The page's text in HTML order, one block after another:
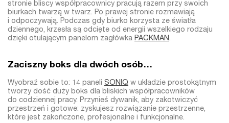
stronie bliscy współpracownicy pracują razem przy swoich
biurkach twarzą w twarz. Po prawej stronie rozmawiają
i odpoczywają. Podczas gdy biurko korzysta ze światła
dziennego, krzesła są odcięte od energii wszelkiego rodzaju
dzięki otulającym panelom zagłówka PACKMAN.
Zaciszny boks dla dwóch osób…
Wyobraź sobie to: 14 paneli SONIQ w układzie prostokątnym
tworzy dość duży boks dla bliskich współpracowników
do codziennej pracy. Przynieś dywanik, aby zakotwiczyć
przestrzeń i gotowe: zyskujesz rozwiązanie przestrzenne,
które jest zakończone, profesjonalne i funkcjonalne.